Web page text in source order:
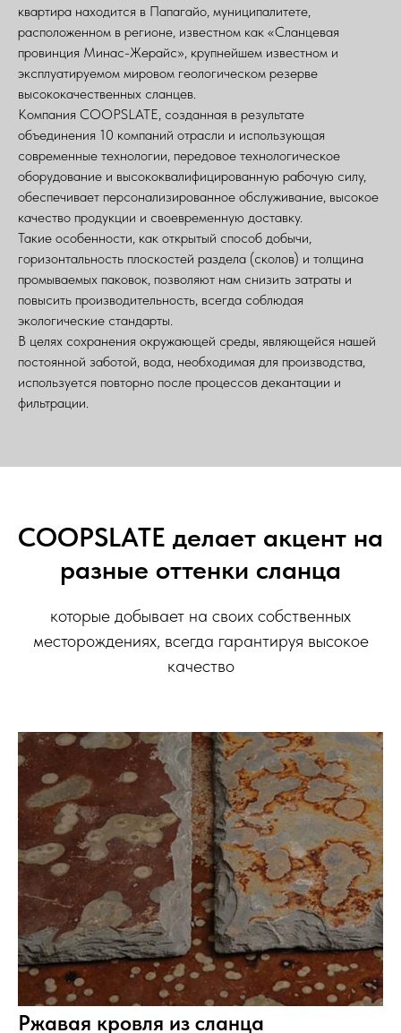
квартира находится в Папагайо, муниципалитете,
расположенном в регионе, известном как «Сланцевая
провинция Минас-Жерайс», крупнейшем известном и
эксплуатируемом мировом геологическом резерве
высококачественных сланцев.
Компания COOPSLATE, созданная в результате
объединения 10 компаний отрасли и использующая
современные технологии, передовое технологическое
оборудование и высококвалифицированную рабочую силу,
обеспечивает персонализированное обслуживание, высокое
качество продукции и своевременную доставку.
Такие особенности, как открытый способ добычи,
горизонтальность плоскостей раздела (сколов) и толщина
промываемых паковок, позволяют нам снизить затраты и
повысить производительность, всегда соблюдая
экологические стандарты.
В целях сохранения окружающей среды, являющейся нашей
постоянной заботой, вода, необходимая для производства,
используется повторно после процессов декантации и
фильтрации.
COOPSLATE делает акцент на
разные оттенки сланца
которые добывает на своих собственных
месторождениях, всегда гарантируя высокое
качество
Ржавая кровля из сланца